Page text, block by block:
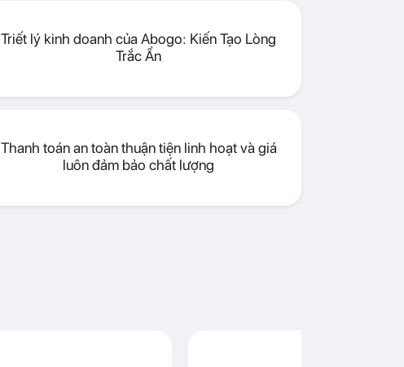
Triết lý kinh doanh của Abogo: Kiến Tạo Lòng
Trắc Ẩn
Thanh toán an toàn thuận tiện linh hoạt và giá
luôn đảm bảo chất lượng